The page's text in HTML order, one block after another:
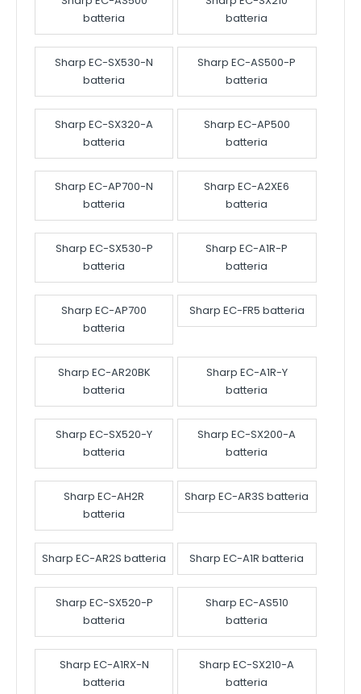
batteria
batteria
Sharp EC-SX530-N
batteria
Sharp EC-AS500-P
batteria
Sharp EC-SX320-A
batteria
Sharp EC-AP500
batteria
Sharp EC-AP700-N
batteria
Sharp EC-A2XE6
batteria
Sharp EC-SX530-P
batteria
Sharp EC-A1R-P
batteria
Sharp EC-AP700
batteria
Sharp EC-FR5 batteria
Sharp EC-AR20BK
batteria
Sharp EC-A1R-Y
batteria
Sharp EC-SX520-Y
batteria
Sharp EC-SX200-A
batteria
Sharp EC-AH2R
batteria
Sharp EC-AR3S batteria
Sharp EC-AR2S batteria Sharp EC-A1R batteria
Sharp EC-SX520-P
batteria
Sharp EC-AS510
batteria
Sharp EC-A1RX-N
batteria
Sharp EC-SX210-A
batteria